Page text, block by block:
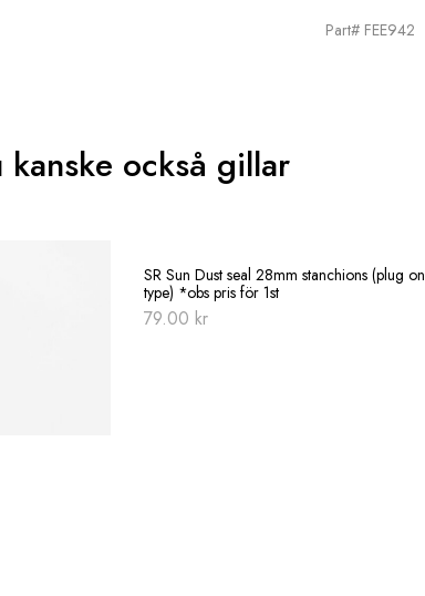
Part# FEE942
kanske också gillar
SR Sun Dust seal 28mm stanchions (plug on
type) *obs pris för 1st
79.00 kr